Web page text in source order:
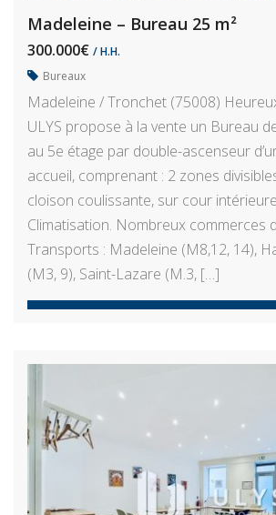
Madeleine – Bureau 25 m²
300.000€ / H.H.
Bureaux
Madeleine / Tronchet (75008)
ULYS propose à la vente un Bureau
au 5e étage par double-ascenseur
accueil, comprenant : 2 zones
cloison coulissante, sur cour
Climatisation. Nombreux commerces
Transports : Madeleine (M8,12, 14),
(M3, 9), Saint-Lazare (M.3, […]